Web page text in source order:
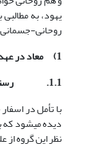
یهود، به
روحانی-
1)
معاد در
1.1.
با تأمل در
نظر این گروه